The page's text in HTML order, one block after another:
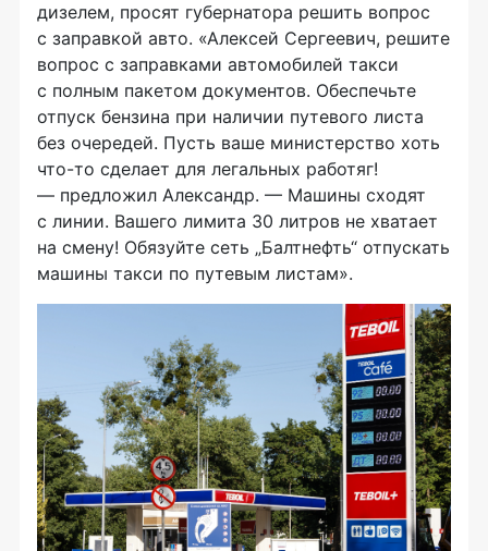
дизелем, просят губернатора решить вопрос
с заправкой авто. «Алексей Сергеевич, решите
вопрос с заправками автомобилей такси
с полным пакетом документов. Обеспечьте
отпуск бензина при наличии путевого листа
без очередей. Пусть ваше министерство хоть
что-то сделает для легальных работяг!
— предложил Александр. — Машины сходят
с линии. Вашего лимита 30 литров не хватает
на смену! Обязуйте сеть „Балтнефть“ отпускать
машины такси по путевым листам».